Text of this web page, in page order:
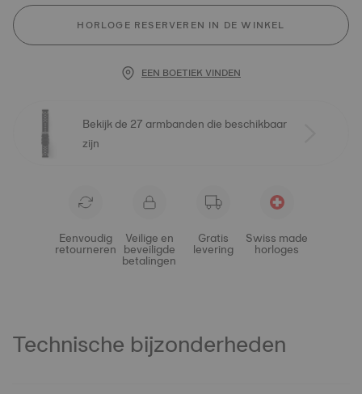
HORLOGE RESERVEREN IN DE WINKEL
EEN BOETIEK VINDEN
Bekijk de 27 armbanden die beschikbaar
zijn
Eenvoudig
retourneren
Veilige en
beveiligde
betalingen
Gratis
levering
Swiss made
horloges
Technische bijzonderheden